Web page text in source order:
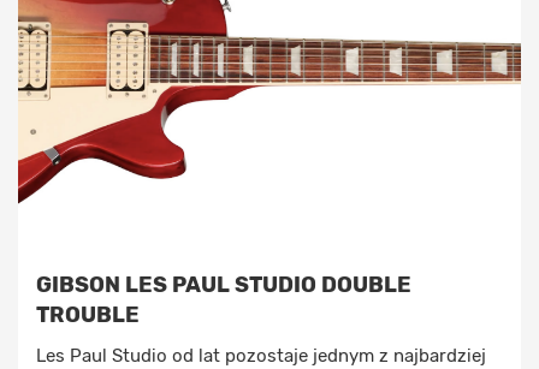
GIBSON LES PAUL STUDIO DOUBLE
TROUBLE
Les Paul Studio od lat pozostaje jednym z najbardziej